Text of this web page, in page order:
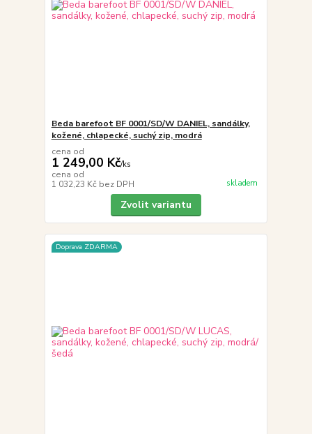
Beda barefoot BF 0001/SD/W DANIEL, sandálky,
kožené, chlapecké, suchý zip, modrá
cena od
1 249,00 Kč/ks
cena od
1 032,23 Kč bez DPH skladem
Zvolit variantu
Doprava ZDARMA